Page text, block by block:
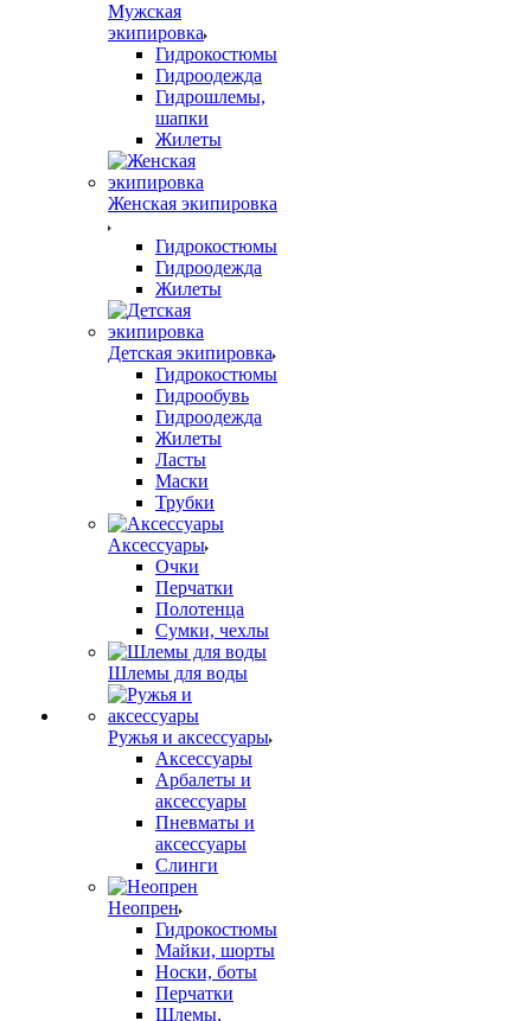
Мужская
экипировка
Гидрокостюмы
Гидроодежда
Гидрошлемы,
шапки
Жилеты
Женская экипировка
Гидрокостюмы
Гидроодежда
Жилеты
Детская экипировка
Гидрокостюмы
Гидрообувь
Гидроодежда
Жилеты
Ласты
Маски
Трубки
Аксессуары
Очки
Перчатки
Полотенца
Сумки, чехлы
Шлемы для воды
Ружья и аксессуары
Аксессуары
Арбалеты и
аксессуары
Пневматы и
аксессуары
Слинги
Неопрен
Гидрокостюмы
Майки, шорты
Носки, боты
Перчатки
Шлемы,